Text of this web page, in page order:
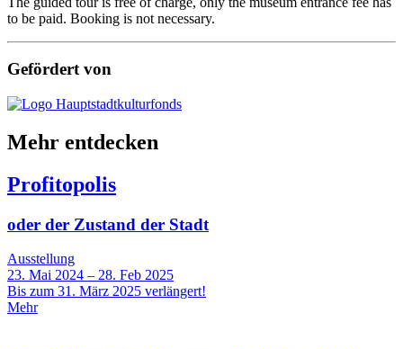
to be paid. Booking is not necessary.
Gefördert von
Mehr entdecken
Profitopolis
oder der Zustand der Stadt
Ausstellung
23. Mai 2024 – 28. Feb 2025
Bis zum 31. März 2025 verlängert!
Mehr